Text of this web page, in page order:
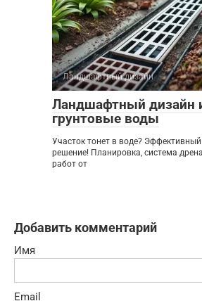
Ландшафтный дизайн
Ландшафтный дизайн
грунтовые воды
Участок тонет в воде?
решение! Планировка, система
работ от
Добавить комментарий
Имя
Email